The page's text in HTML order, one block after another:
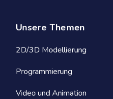
Unsere Themen
2D/3D Modellierung
Programmierung
Video und Animation